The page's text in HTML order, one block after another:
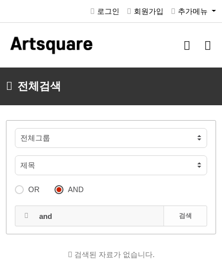
로그인 회원가입 추가메뉴
검
버
메
버
전체검색
OR AND
검색
검색된 자료가 없습니다.